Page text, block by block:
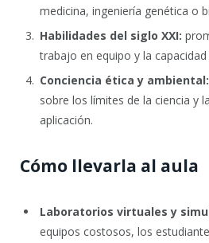
medicina, ingeniería genética o
Habilidades del siglo XXI:
trabajo en equipo y la
Conciencia ética y ambiental:
sobre los límites de la ciencia y
aplicación.
Cómo llevarla al aula
Laboratorios virtuales y
equipos costosos, los